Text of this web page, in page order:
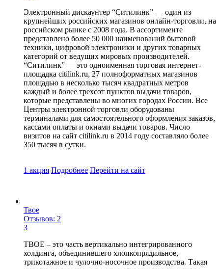
Электронный дискаунтер “Ситилинк” — один из
крупнейших российских магазинов онлайн-торговли, на
российском рынке с 2008 года. В ассортименте
представлено более 50 000 наименований бытовой
техники, цифровой электроники и других товарных
категорий от ведущих мировых производителей.
“Ситилинк” — это одноименная торговая интернет-
площадка citilink.ru, 27 полноформатных магазинов
площадью в несколько тысяч квадратных метров
каждый и более трехсот пунктов выдачи товаров,
которые представлены во многих городах России. Все
Центры электронной торговли оборудованы
терминалами для самостоятельного оформления заказов,
кассами оплаты и окнами выдачи товаров. Число
визитов на сайт citilink.ru в 2014 году составляло более
350 тысяч в сутки.
1 акция Подробнее Перейти на сайт
Твое
Отзывов: 2
3
ТВОЕ – это часть вертикально интегрированного
холдинга, объединившего хлопкопрядильное,
трикотажное и чулочно-носочное производства. Такая